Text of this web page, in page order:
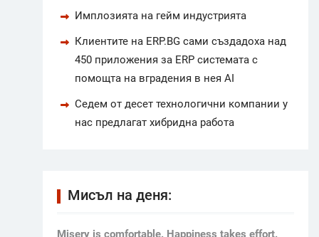
Имплозията на гейм индустрията
Клиентите на ERP.BG сами създадоха над
450 приложения за ERP системата с
помощта на вградения в нея AI
Седем от десет технологични компании у
нас предлагат хибридна работа
Мисъл на деня:
Мisery is comfortable. Happiness takes effort.